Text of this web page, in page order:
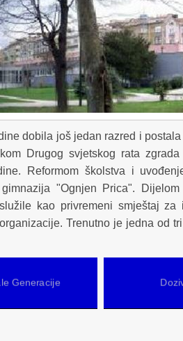
dobila još jedan razred i
Drugog svjetskog rata
Reformom školstva i
"Ognjen Prica".
kao privremeni smještaj za
Trenutno je jedna od
Generacije